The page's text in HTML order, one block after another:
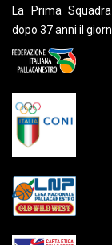
La Prima
dopo 37 anni il